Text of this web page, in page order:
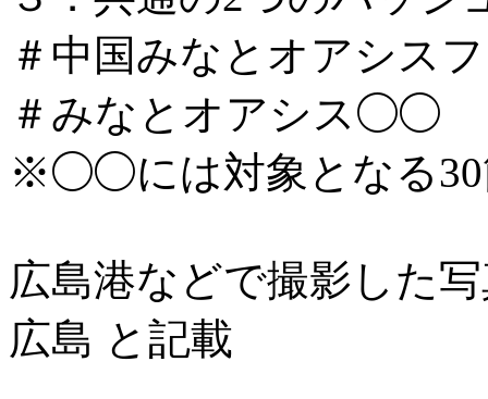
＃中国みなとオアシス
＃みなとオアシス◯◯
※◯◯には対象となる30
広島港などで撮影した
広島 と記載